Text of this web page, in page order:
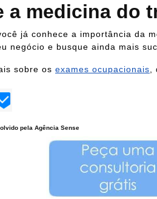
a medicina do
já conhece a importância da
negócio e busque ainda mais
sobre os exames ocupacionais,
pela Agência Sense